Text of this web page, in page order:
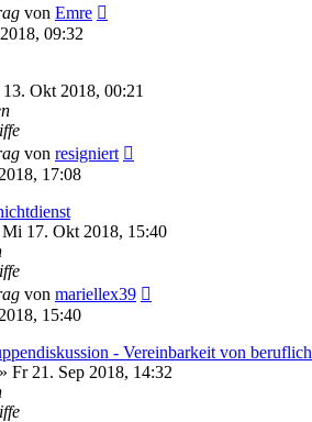
von Emre
09:32
13. Okt 2018, 00:21
von resigniert
17:08
Mi 17. Okt 2018, 15:40
von mariellex39
15:40
- Vereinbarkeit von
» Fr 21. Sep 2018, 14:32